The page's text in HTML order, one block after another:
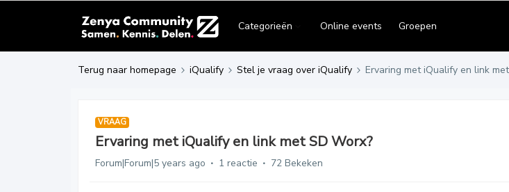
Categorieën Online events Groepen
Terug naar homepage iQualify Stel je vraag over iQualify Ervaring met iQualify en link
VRAAG
Ervaring met iQualify en link met SD Worx?
Forum|Forum|5 years ago 1 reactie 72 Bekeken